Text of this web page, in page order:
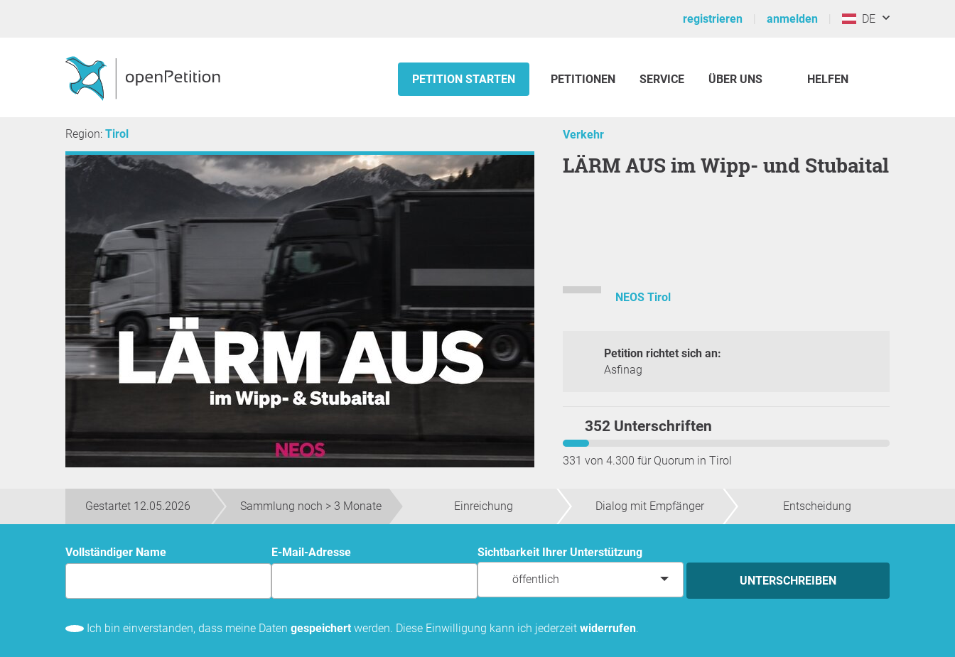
registrieren anmelden DE
PETITION STARTEN PETITIONEN SERVICE ÜBER UNS HELFEN
Region: Tirol Verkehr
LÄRM AUS im Wipp- und Stubaital
NEOS Tirol
Petition richtet sich an:
Asfinag
352 Unterschriften
331 von 4.300 für Quorum in Tirol
Gestartet 12.05.2026 Sammlung noch > 3 Monate Einreichung Dialog mit Empfänger Entscheidung
Vollständiger Name E-Mail-Adresse
Sichtbarkeit Ihrer Unterstützung
öffentlich
UNTERSCHREIBEN
Ich bin einverstanden, dass meine Daten gespeichert werden. Diese Einwilligung kann ich jederzeit widerrufen.